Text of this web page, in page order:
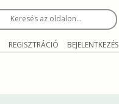
Keresés az oldalon…
REGISZTRÁCIÓ BEJELENTKEZÉS